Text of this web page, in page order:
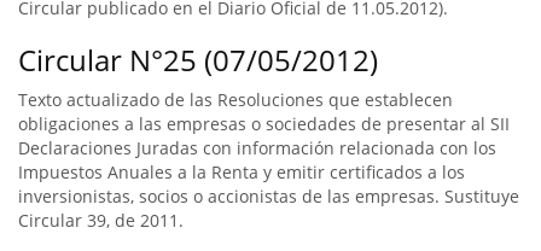
Circular publicado en el Diario Oficial de 11.05.2012).
Circular N°25 (07/05/2012)
Texto actualizado de las Resoluciones que establecen
obligaciones a las empresas o sociedades de presentar al SII
Declaraciones Juradas con información relacionada con los
Impuestos Anuales a la Renta y emitir certificados a los
inversionistas, socios o accionistas de las empresas. Sustituye
Circular 39, de 2011.